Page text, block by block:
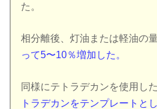
た。
相分離後、灯油または軽油の
って5〜10％増加した。
同様にテトラデカンを使用し
トラデカンをテンプレートと